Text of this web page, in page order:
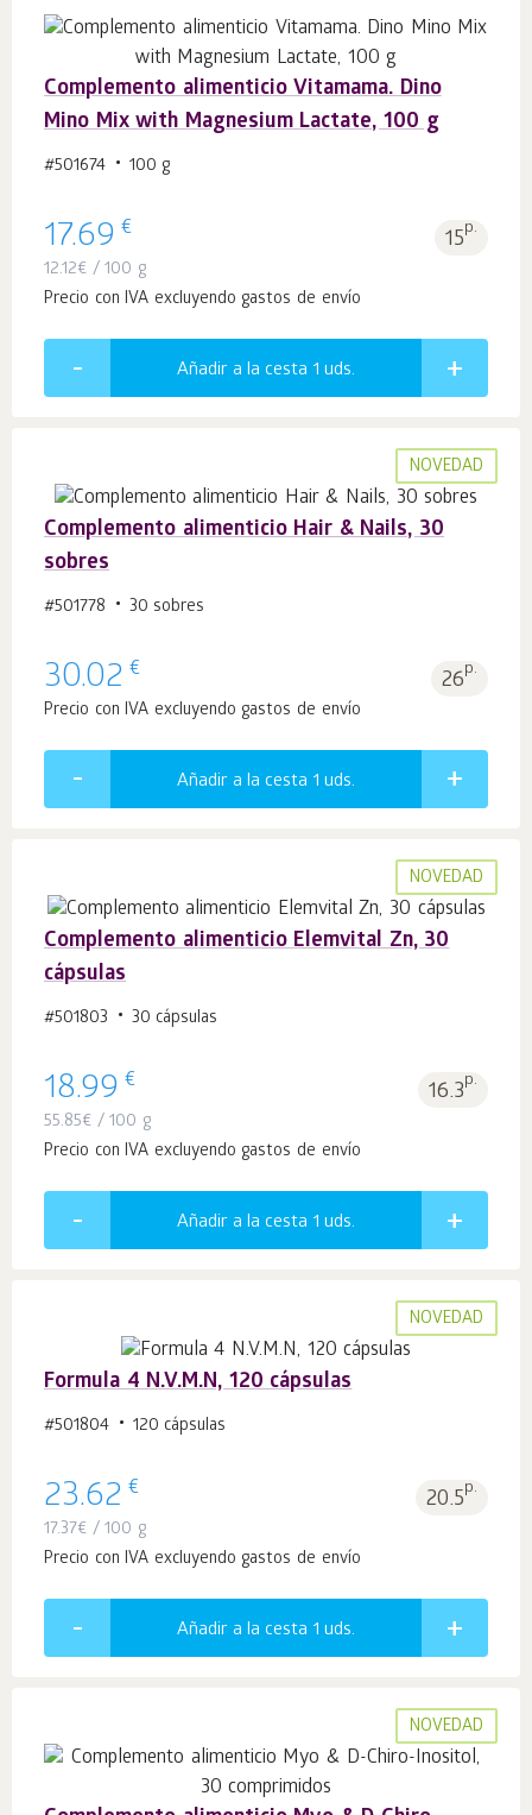
Complemento alimenticio Vitamama. Dino
Mino Mix with Magnesium Lactate, 100 g
#501674 100 g
17.69 € 15p.
12.12€ / 100 g
Precio con IVA excluyendo gastos de envío
Añadir a la cesta 1 uds.
NOVEDAD
Complemento alimenticio Hair & Nails, 30
sobres
#501778 30 sobres
30.02 € 26p.
Precio con IVA excluyendo gastos de envío
Añadir a la cesta 1 uds.
NOVEDAD
Complemento alimenticio Elemvital Zn, 30
cápsulas
#501803 30 cápsulas
18.99 € 16.3p.
55.85€ / 100 g
Precio con IVA excluyendo gastos de envío
Añadir a la cesta 1 uds.
NOVEDAD
Formula 4 N.V.M.N, 120 cápsulas
#501804 120 cápsulas
23.62 € 20.5p.
17.37€ / 100 g
Precio con IVA excluyendo gastos de envío
Añadir a la cesta 1 uds.
NOVEDAD